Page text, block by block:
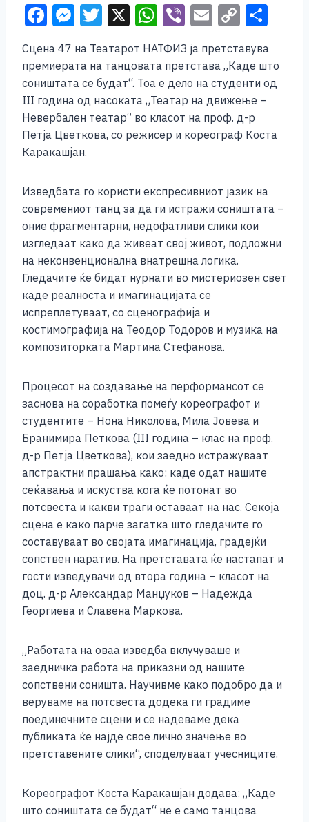
F
c
e
b
o
o
M
ss
e
n
g
er
T
tt
er
X W
h
at
s
A
p
p
Vi
b
er
E
ai
l
C
p
y
Li
n
k
ar
e
Сцена 47 на Театарот НАТФИЗ ја претставува
премиерата на танцовата претстава „Каде што
соништата се будат“. Тоа е дело на студенти од
III година од насоката „Театар на движење –
Невербален театар“ во класот на проф. д-р
Петја Цветкова, со режисер и кореограф Коста
Каракашјан.
Изведбата го користи експресивниот јазик на
современиот танц за да ги истражи соништата –
оние фрагментарни, недофатливи слики кои
изгледаат како да живеат свој живот, подложни
на неконвенционална внатрешна логика.
Гледачите ќе бидат нурнати во мистериозен свет
каде реалноста и имагинацијата се
испреплетуваат, со сценографија и
костимографија на Теодор Тодоров и музика на
композиторката Мартина Стефанова.
Процесот на создавање на перформансот се
заснова на соработка помеѓу кореографот и
студентите – Нона Николова, Мила Јовева и
Бранимира Петкова (III година – клас на проф.
д-р Петја Цветкова), кои заедно истражуваат
апстрактни прашања како: каде одат нашите
сеќавања и искуства кога ќе потонат во
потсвеста и какви траги оставаат на нас. Секоја
сцена е како парче загатка што гледачите го
составуваат во својата имагинација, градејќи
сопствен наратив. На претставата ќе настапат и
гости изведувачи од втора година – класот на
доц. д-р Александар Манџуков – Надежда
Георгиева и Славена Маркова.
„Работата на оваа изведба вклучуваше и
заедничка работа на приказни од нашите
сопствени соништа. Научивме како подобро да и
веруваме на потсвеста додека ги градиме
поединечните сцени и се надеваме дека
публиката ќе најде свое лично значење во
претставените слики“, споделуваат учесниците.
Кореографот Коста Каракашјан додава: „Каде
што соништата се будат“ не е само танцова